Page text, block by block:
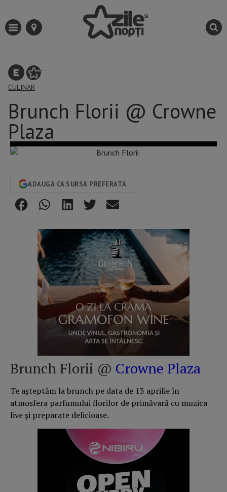
CULINAR
Brunch Florii @ Crowne
Plaza
ADAUGĂ CA SURSĂ PREFERATĂ
Brunch Florii @ Crowne Plaza
Te așteptăm la brunch pe data de 13 aprilie în
atmosfera parfumului florilor de primăvară cu muzica
live și preparate delicioase.